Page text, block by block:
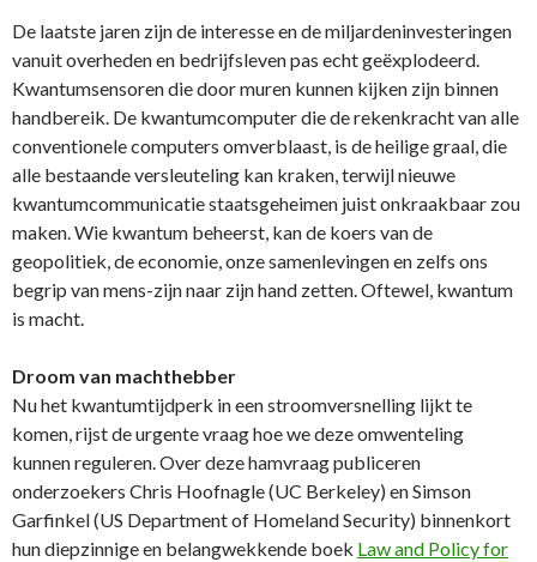
De laatste jaren zijn de interesse en de miljardeninvesteringen
vanuit overheden en bedrijfsleven pas echt geëxplodeerd.
Kwantumsensoren die door muren kunnen kijken zijn binnen
handbereik. De kwantumcomputer die de rekenkracht van alle
conventionele computers omverblaast, is de heilige graal, die
alle bestaande versleuteling kan kraken, terwijl nieuwe
kwantumcommunicatie staatsgeheimen juist onkraakbaar zou
maken. Wie kwantum beheerst, kan de koers van de
geopolitiek, de economie, onze samenlevingen en zelfs ons
begrip van mens-zijn naar zijn hand zetten. Oftewel, kwantum
is macht.
Droom van machthebber
Nu het kwantumtijdperk in een stroomversnelling lijkt te
komen, rijst de urgente vraag hoe we deze omwenteling
kunnen reguleren. Over deze hamvraag publiceren
onderzoekers Chris Hoofnagle (UC Berkeley) en Simson
Garfinkel (US Department of Homeland Security) binnenkort
hun diepzinnige en belangwekkende boek Law and Policy for